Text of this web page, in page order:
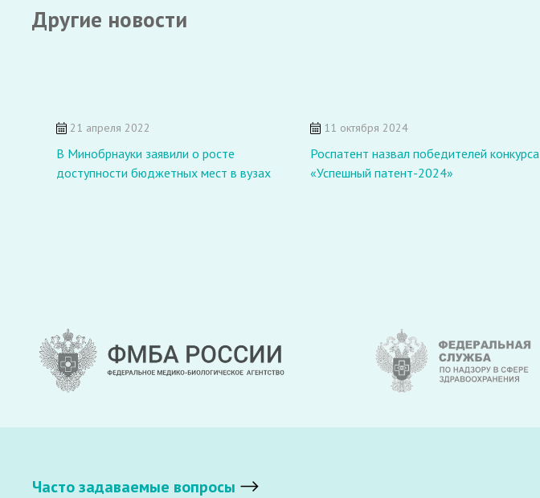
Другие новости
21 апреля 2022
В Минобрнауки заявили о росте
доступности бюджетных мест в вузах
11 октября 2024
Роспатент назвал победителей конкурса
«Успешный патент-2024»
Часто задаваемые вопросы